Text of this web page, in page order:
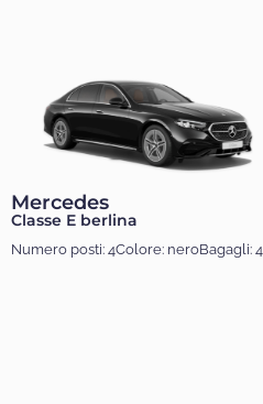
Mercedes
Classe E berlina
Numero posti: 4Colore: neroBagagli: 4